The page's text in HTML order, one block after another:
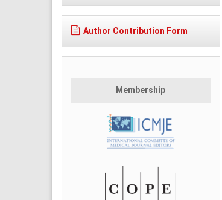
Author Contribution Form
Membership